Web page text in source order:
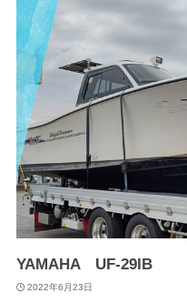
YAMAHA UF-29IB
2022年6月23日